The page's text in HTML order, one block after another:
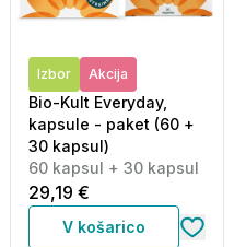
Izbor Akcija
Bio-Kult Everyday,
kapsule - paket (60 +
30 kapsul)
60 kapsul + 30 kapsul
29,19 €
V košarico